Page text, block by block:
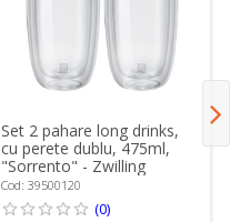
Set 2 pahare long drinks,
cu perete dublu, 475ml,
"Sorrento" - Zwilling
Cod: 39500120
(0)